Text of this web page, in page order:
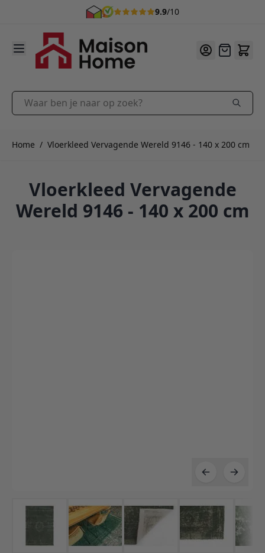
9.9/10
Ga naar de inhoud
Offerte
Waar ben je naar op zoek?
Home / Vloerkleed Vervagende Wereld 9146 - 140 x 200 cm
Vloerkleed Vervagende
Wereld 9146 - 140 x 200 cm